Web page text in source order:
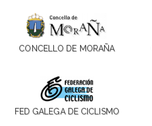
CONCELLO DE MORAÑA
FED GALEGA DE CICLISMO